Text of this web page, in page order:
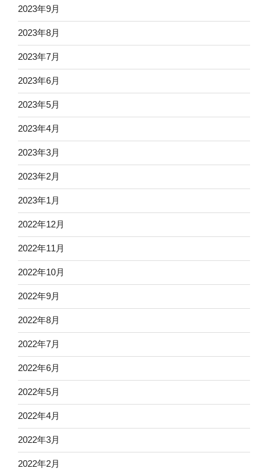
2023年9月
2023年8月
2023年7月
2023年6月
2023年5月
2023年4月
2023年3月
2023年2月
2023年1月
2022年12月
2022年11月
2022年10月
2022年9月
2022年8月
2022年7月
2022年6月
2022年5月
2022年4月
2022年3月
2022年2月